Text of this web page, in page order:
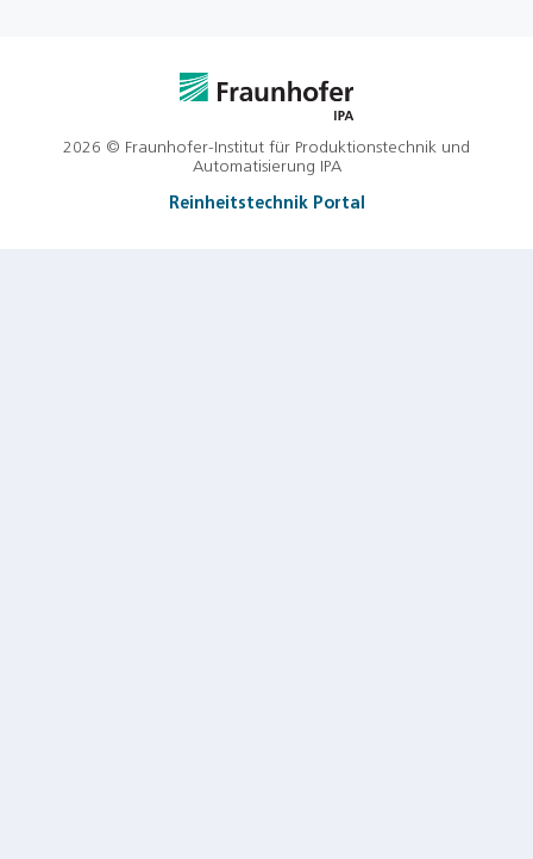
2026 © Fraunhofer-Institut für Produktionstechnik und
Automatisierung IPA
Reinheitstechnik Portal